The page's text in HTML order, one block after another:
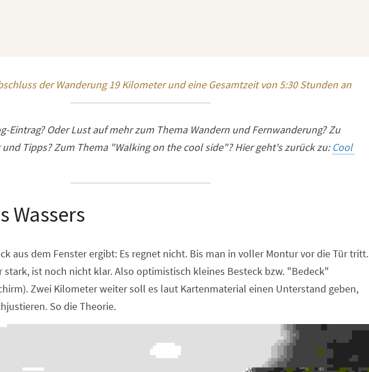
der Wanderung 19 Kilometer und eine Gesamtzeit von 5:30 Stunden an
Eintrag? Oder Lust auf mehr zum Thema Wandern und Fernwanderung? Zu
Tipps? Zum Thema "Walking on the cool side"? Hier geht's zurück zu: Cool
Wassers
aus dem Fenster ergibt: Es regnet nicht. Bis man in voller Montur vor die Tür tritt.
stark, ist noch nicht klar. Also optimistisch kleines Besteck bzw. "Bedeck"
Zwei Kilometer weiter soll es laut Kartenmaterial einen Unterstand geben,
So die Theorie.